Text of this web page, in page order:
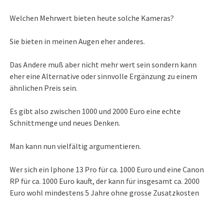
Welchen Mehrwert bieten heute solche Kameras?
Sie bieten in meinen Augen eher anderes.
Das Andere muß aber nicht mehr wert sein sondern kann
eher eine Alternative oder sinnvolle Ergänzung zu einem
ähnlichen Preis sein.
Es gibt also zwischen 1000 und 2000 Euro eine echte
Schnittmenge und neues Denken.
Man kann nun vielfältig argumentieren.
Wer sich ein Iphone 13 Pro für ca. 1000 Euro und eine Canon
RP für ca. 1000 Euro kauft, der kann für insgesamt ca. 2000
Euro wohl mindestens 5 Jahre ohne grosse Zusatzkosten